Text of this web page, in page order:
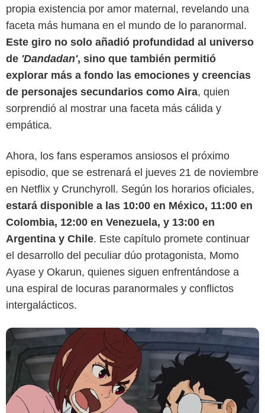
propia existencia por amor maternal, revelando una
faceta más humana en el mundo de lo paranormal.
Este giro no solo añadió profundidad al universo
de 'Dandadan', sino que también permitió
explorar más a fondo las emociones y creencias
de personajes secundarios como Aira, quien
sorprendió al mostrar una faceta más cálida y
empática.
Ahora, los fans esperamos ansiosos el próximo
episodio, que se estrenará el jueves 21 de noviembre
en Netflix y Crunchyroll. Según los horarios oficiales,
estará disponible a las 10:00 en México, 11:00 en
Colombia, 12:00 en Venezuela, y 13:00 en
Argentina y Chile. Este capítulo promete continuar
el desarrollo del peculiar dúo protagonista, Momo
Ayase y Okarun, quienes siguen enfrentándose a
una espiral de locuras paranormales y conflictos
intergalácticos.
Netflix